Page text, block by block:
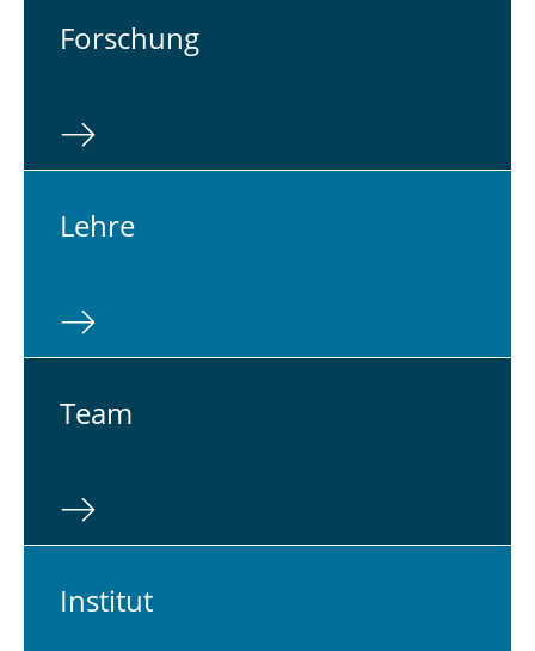
For­schung
Lehre
Team
In­sti­tut